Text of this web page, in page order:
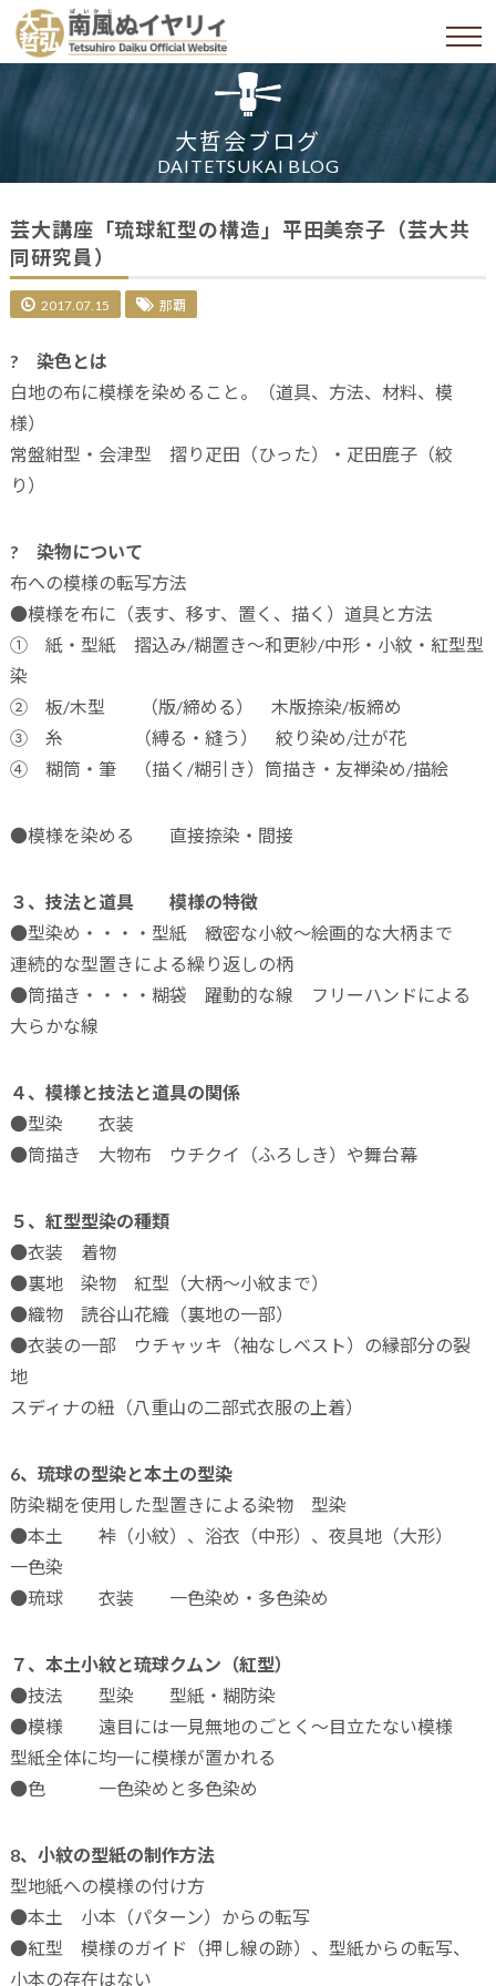
大哲会ブログ
DAITETSUKAI BLOG
芸大講座「琉球紅型の構造」平田美奈子（芸大共
同研究員）
2017.07.15 那覇
? 染色とは
白地の布に模様を染めること。（道具、方法、材料、模
様）
常盤紺型・会津型 摺り疋田（ひった）・疋田鹿子（絞
り）
? 染物について
布への模様の転写方法
●模様を布に（表す、移す、置く、描く）道具と方法
① 紙・型紙 摺込み/糊置き～和更紗/中形・小紋・紅型型
染
② 板/木型 （版/締める） 木版捺染/板締め
③ 糸 （縛る・縫う） 絞り染め/辻が花
④ 糊筒・筆 （描く/糊引き）筒描き・友禅染め/描絵
●模様を染める 直接捺染・間接
３、技法と道具 模様の特徴
●型染め・・・・型紙 緻密な小紋～絵画的な大柄まで
連続的な型置きによる繰り返しの柄
●筒描き・・・・糊袋 躍動的な線 フリーハンドによる
大らかな線
４、模様と技法と道具の関係
●型染 衣装
●筒描き 大物布 ウチクイ（ふろしき）や舞台幕
５、紅型型染の種類
●衣装 着物
●裏地 染物 紅型（大柄～小紋まで）
●織物 読谷山花織（裏地の一部）
●衣装の一部 ウチャッキ（袖なしベスト）の縁部分の裂
地
スディナの紐（八重山の二部式衣服の上着）
6、琉球の型染と本土の型染
防染糊を使用した型置きによる染物 型染
●本土 裃（小紋）、浴衣（中形）、夜具地（大形）
一色染
●琉球 衣装 一色染め・多色染め
７、本土小紋と琉球クムン（紅型）
●技法 型染 型紙・糊防染
●模様 遠目には一見無地のごとく～目立たない模様
型紙全体に均一に模様が置かれる
●色 一色染めと多色染め
8、小紋の型紙の制作方法
型地紙への模様の付け方
●本土 小本（パターン）からの転写
●紅型 模様のガイド（押し線の跡）、型紙からの転写、
小本の存在はない